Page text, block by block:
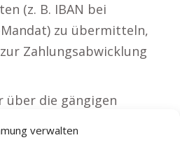
verwalten
(z. B. IBAN bei
zu übermitteln,
Zahlungsabwicklung
über die gängigen
TLS-Verbindung. Eine